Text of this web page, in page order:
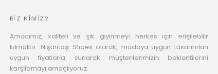
BİZ KİMİZ?
Amacımız, kaliteli ve şık giyinmeyi herkes için erişilebilir
kılmaktır. Nişantaşı Shoes olarak, modaya uygun tasarımları
uygun fiyatlarla sunarak müşterilerimizin beklentilerini
karşılamayı amaçlıyoruz.